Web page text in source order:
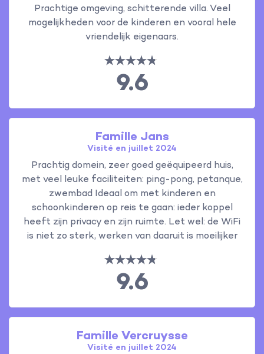
Prachtige omgeving, schitterende villa. Veel
mogelijkheden voor de kinderen en vooral hele
vriendelijk eigenaars.
9.6
Famille Jans
Visité en juillet 2024
Prachtig domein, zeer goed geëquipeerd huis,
met veel leuke faciliteiten: ping-pong, petanque,
zwembad Ideaal om met kinderen en
schoonkinderen op reis te gaan: ieder koppel
heeft zijn privacy en zijn ruimte. Let wel: de WiFi
is niet zo sterk, werken van daaruit is moeilijker
9.6
Famille Vercruysse
Visité en juillet 2024